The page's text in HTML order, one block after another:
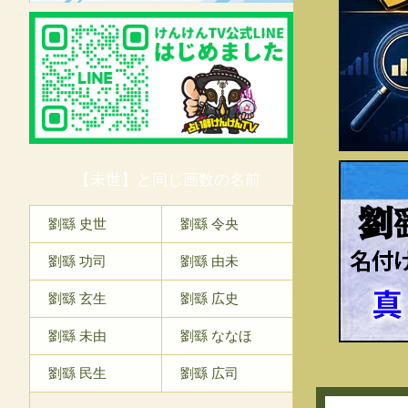
【未世】と同じ画数の名前
劉繇 史世 劉繇 令央
劉繇 功司 劉繇 由未
劉繇 玄生 劉繇 広史
劉繇 未由 劉繇 ななほ
劉繇 民生 劉繇 広司
劉